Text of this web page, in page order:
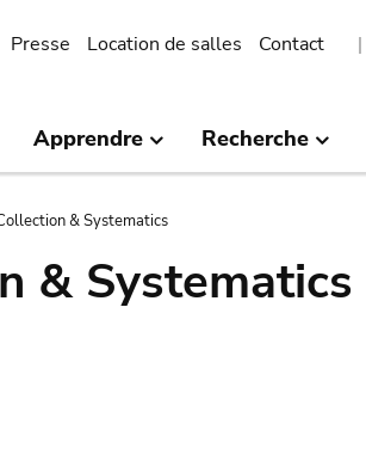
Presse Location de salles Contact
Apprendre Recherche
& Systematics
& Systematics